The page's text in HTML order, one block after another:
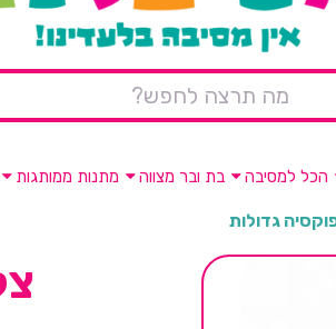
הכל למסיבה בת ובר מצווה מתנות ממותגות
גדולות